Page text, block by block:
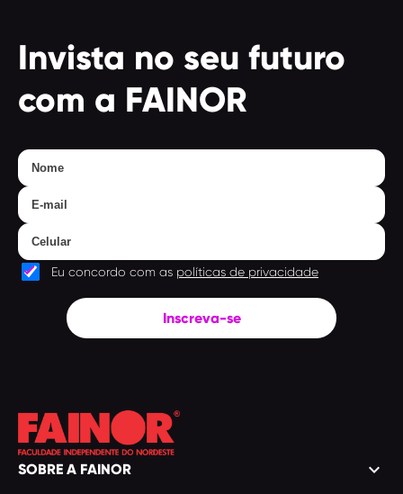
Invista no seu futuro
com a FAINOR
Eu concordo com as políticas de privacidade
Inscreva-se
SOBRE A FAINOR keyboard_arrow_down